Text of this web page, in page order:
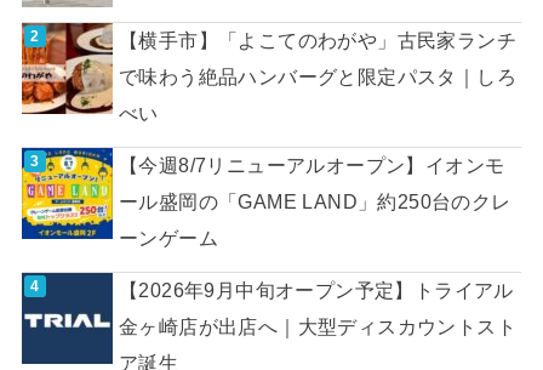
【横手市】「よこてのわがや」古民家ランチ
で味わう絶品ハンバーグと限定パスタ｜しろ
べい
【今週8/7リニューアルオープン】イオンモ
ール盛岡の「GAME LAND」約250台のクレ
ーンゲーム
【2026年9月中旬オープン予定】トライアル
金ヶ崎店が出店へ｜大型ディスカウントスト
ア誕生